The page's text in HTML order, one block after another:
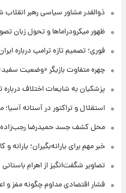
ذوالقدر مشاور سیاسی رهبر انقلاب شد
ظهور میکرودراماها و تحول زبان
فوری؛ تصمیم تازه ترامپ درباره
چهره متفاوت بازیگر «وضعیت سفید»
پزشکیان به شایعات اختلاف درباره
استقلال و تراکتور در آستانه آسیا؛
محل کشف جسد حمیدرضا
خبر مهم برای یارانه‌بگیران؛ یارانه
تصاویر شگفت‌انگیز از اهرام
فشار اقتصادی مداوم چگونه مغز و